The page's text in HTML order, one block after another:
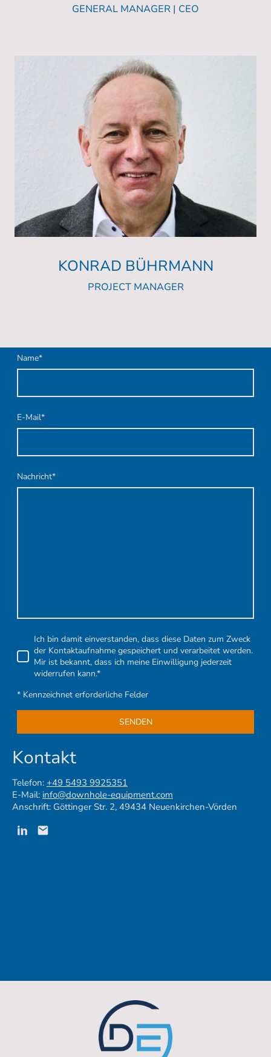
GENERAL MANAGER | CEO
KONRAD BÜHRMANN
PROJECT MANAGER
Name*
E-Mail*
Nachricht*
Ich bin damit einverstanden, dass diese Daten zum Zweck
der Kontaktaufnahme gespeichert und verarbeitet werden.
Mir ist bekannt, dass ich meine Einwilligung jederzeit
widerrufen kann.*
* Kennzeichnet erforderliche Felder
SENDEN
Kontakt
Telefon: +49 5493 9925351
E-Mail: info@downhole-equipment.com
Anschrift: Göttinger Str. 2, 49434 Neuenkirchen-Vörden